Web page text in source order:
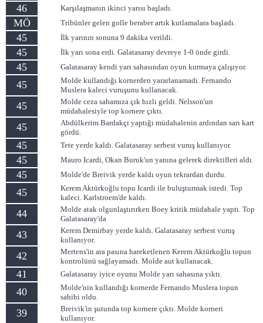
46 Karşılaşmanın ikinci yarısı başladı.
MÖ Tribünler gelen golle beraber artık kutlamalara başladı.
45 İlk yarının sonuna 9 dakika verildi.
45 İlk yarı sona erdi. Galatasaray devreye 1-0 önde girdi.
45 Galatasaray kendi yarı sahasından oyun kurmaya çalışıyor.
45
Molde kullandığı kornerden yararlanamadı. Fernando
Muslera kaleci vuruşunu kullanacak.
45
Molde ceza sahamıza çık hızlı geldi. Nelsson'un
müdahalesiyle top kornere çıktı.
45
Abdülkerim Bardakçı yaptığı müdahalenin ardından sarı kart
gördü.
45 Tete yerde kaldı. Galatasaray serbest vuruş kullanıyor.
45 Mauro Icardi, Okan Buruk'un yanına gelerek direktifleri aldı.
45 Molde'de Breivik yerde kaldı oyun tekrardan durdu.
45
Kerem Aktürkoğlu topu Icardi ile buluşturmak istedi. Top
kaleci. Karlstroem'de kaldı.
44
Molde atak olgunlaştırırken Boey kritik müdahale yaptı. Top
Galatasaray'da
43
Kerem Demirbay yerde kaldı. Galatasaray serbest vuruş
kullanıyor.
42
Mertens'in ara pasına hareketlenen Kerem Aktürkoğlu topun
kontrolünü sağlayamadı. Molde aut kullanacak.
41 Galatasaray iyice oyunu Molde yarı sahasına yıktı.
40
Molde'nin kullandığı kornerde Fernando Muslera topun
sahibi oldu.
39
Breivik'in şutunda top kornere çıktı. Molde korneri
kullanıyor.